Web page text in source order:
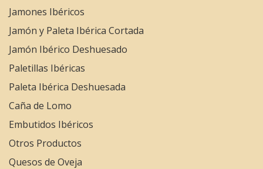
Jamones Ibéricos
Jamón y Paleta Ibérica Cortada
Jamón Ibérico Deshuesado
Paletillas Ibéricas
Paleta Ibérica Deshuesada
Caña de Lomo
Embutidos Ibéricos
Otros Productos
Quesos de Oveja